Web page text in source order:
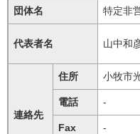
団体名 特定非
代表者名 山中和
連絡先
住所 小牧市
電話 -
Fax -